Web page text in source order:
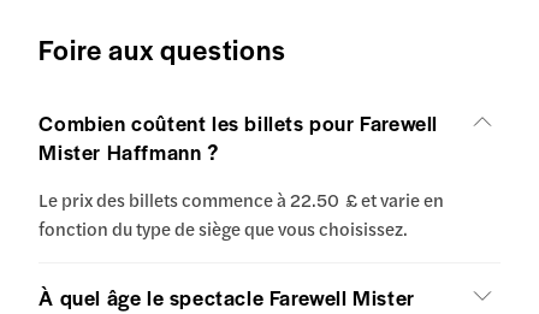
Foire aux questions
Combien coûtent les billets pour Farewell
Mister Haffmann ?
Le prix des billets commence à 22.50 £ et varie en
fonction du type de siège que vous choisissez.
À quel âge le spectacle Farewell Mister